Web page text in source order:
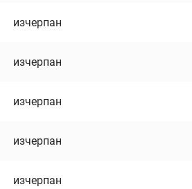
изчерпан
изчерпан
изчерпан
изчерпан
изчерпан